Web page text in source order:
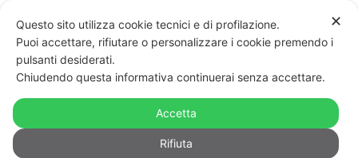
Matrimonio solo “tra uomo e donna”.
Referendum in Romania con
l’appoggio della Chiesa
✕
Questo sito utilizza cookie tecnici e di profilazione.
Puoi accettare, rifiutare o personalizzare i cookie premendo i
pulsanti desiderati.
Chiudendo questa informativa continuerai senza accettare.
Accetta
Rifiuta